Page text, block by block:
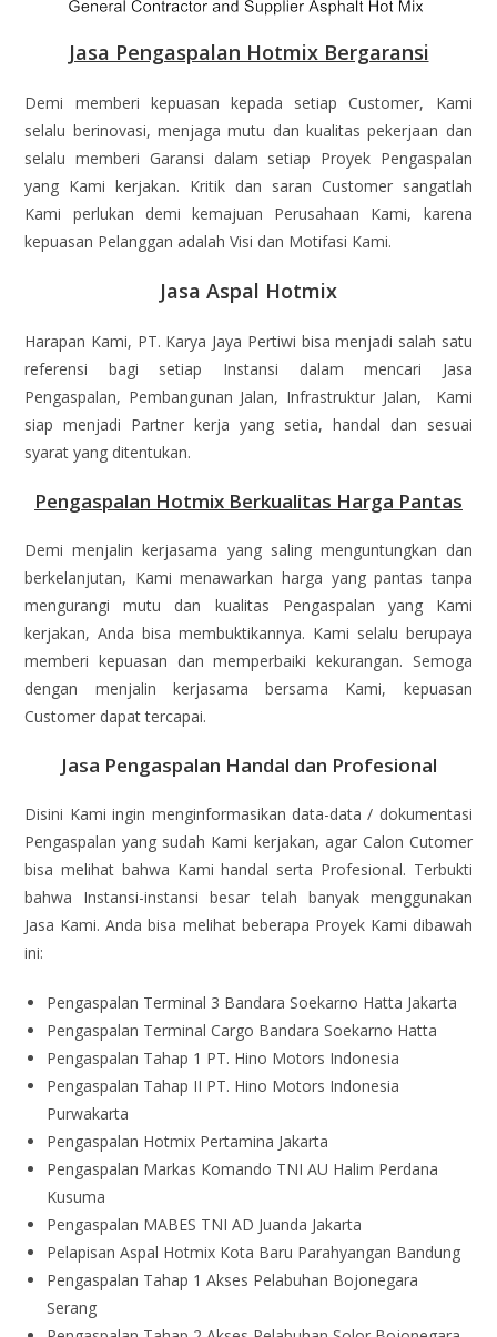
Jasa Pengaspalan Hotmix Bergaransi
Demi memberi kepuasan kepada setiap Customer, Kami
selalu berinovasi, menjaga mutu dan kualitas pekerjaan dan
selalu memberi Garansi dalam setiap Proyek Pengaspalan
yang Kami kerjakan. Kritik dan saran Customer sangatlah
Kami perlukan demi kemajuan Perusahaan Kami, karena
kepuasan Pelanggan adalah Visi dan Motifasi Kami.
Jasa Aspal Hotmix
Harapan Kami, PT. Karya Jaya Pertiwi bisa menjadi salah satu
referensi bagi setiap Instansi dalam mencari Jasa
Pengaspalan, Pembangunan Jalan, Infrastruktur Jalan, Kami
siap menjadi Partner kerja yang setia, handal dan sesuai
syarat yang ditentukan.
Pengaspalan Hotmix Berkualitas Harga Pantas
Demi menjalin kerjasama yang saling menguntungkan dan
berkelanjutan, Kami menawarkan harga yang pantas tanpa
mengurangi mutu dan kualitas Pengaspalan yang Kami
kerjakan, Anda bisa membuktikannya. Kami selalu berupaya
memberi kepuasan dan memperbaiki kekurangan. Semoga
dengan menjalin kerjasama bersama Kami, kepuasan
Customer dapat tercapai.
Jasa Pengaspalan Handal dan Profesional
Disini Kami ingin menginformasikan data-data / dokumentasi
Pengaspalan yang sudah Kami kerjakan, agar Calon Cutomer
bisa melihat bahwa Kami handal serta Profesional. Terbukti
bahwa Instansi-instansi besar telah banyak menggunakan
Jasa Kami. Anda bisa melihat beberapa Proyek Kami dibawah
ini:
Pengaspalan Terminal 3 Bandara Soekarno Hatta Jakarta
Pengaspalan Terminal Cargo Bandara Soekarno Hatta
Pengaspalan Tahap 1 PT. Hino Motors Indonesia
Pengaspalan Tahap II PT. Hino Motors Indonesia
Purwakarta
Pengaspalan Hotmix Pertamina Jakarta
Pengaspalan Markas Komando TNI AU Halim Perdana
Kusuma
Pengaspalan MABES TNI AD Juanda Jakarta
Pelapisan Aspal Hotmix Kota Baru Parahyangan Bandung
Pengaspalan Tahap 1 Akses Pelabuhan Bojonegara
Serang